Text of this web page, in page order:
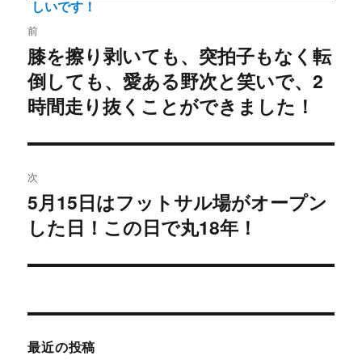
投
稿
ナ
ビ
ゲ
ー
シ
前
前
の
投
稿:
膝を擦り剥いても、突拍子もなく転
倒しても、愛ある野次と笑いで、2
時間走り抜くことができました！
次
次
の
稿:
5月15日はフットサル場がオープン
した日！この日で丸18年！
最近の投稿